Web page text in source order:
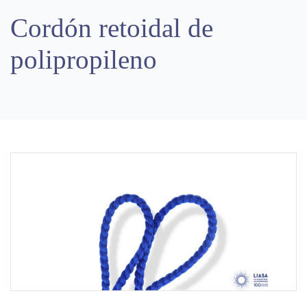
Cordón retoidal de
polipropileno